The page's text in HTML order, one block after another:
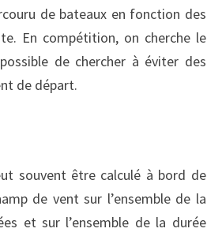
de bateaux en fonction des
En compétition, on cherche le
de chercher à éviter des
de départ.
souvent être calculé à bord de
de vent sur l’ensemble de la
et sur l’ensemble de la durée